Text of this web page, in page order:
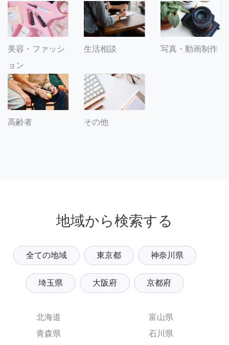
美容・ファッシ
ョン
生活相談 写真・動画制作
高齢者 その他
地域から検索する
全ての地域 東京都 神奈川県
埼玉県 大阪府 京都府
北海道
青森県
富山県
石川県